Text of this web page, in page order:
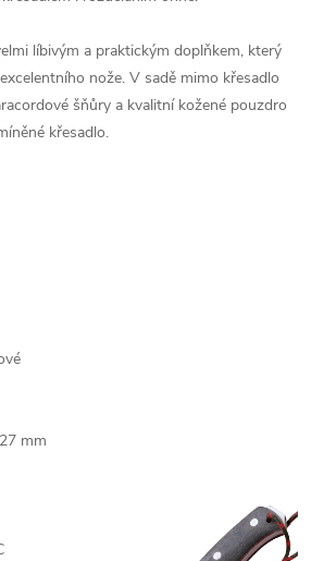
líbivým a praktickým doplňkem, který
nože. V sadě mimo křesadlo
šňůry a kvalitní kožené pouzdro
křesadlo.
mm